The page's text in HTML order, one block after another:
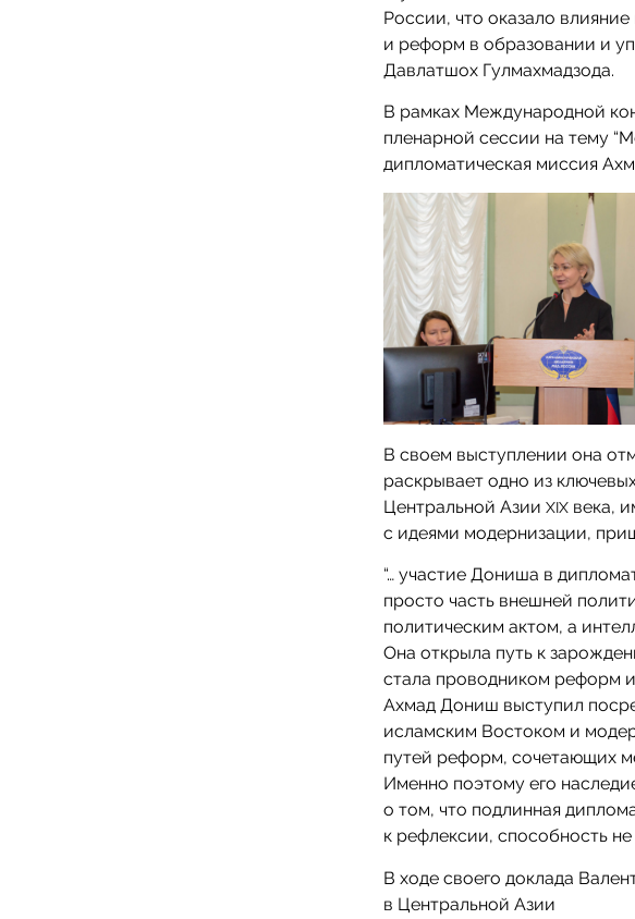
России, что оказало
и реформ в образовании и
Давлатшох Гулмахмадзода.
В рамках Международной
пленарной сессии на тему
дипломатическая миссия
В своем выступлении она
раскрывает одно из
Центральной Азии XIX века,
с идеями модернизации,
“… участие Дониша в
просто часть внешней
политическим актом, а
Она открыла путь к
стала проводником реформ
Ахмад Дониш выступил
исламским Востоком и
путей реформ, сочетающих
Именно поэтому его
о том, что подлинная
к рефлексии, способность
В ходе своего доклада
в Центральной Азии